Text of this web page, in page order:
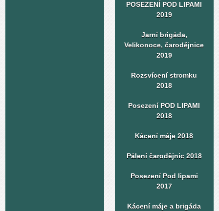
POSEZENÍ POD LIPAMI
2019
Jarní brigáda,
Velikonoce, čarodějnice
2019
Rozsvícení stromku
2018
Posezení POD LIPAMI
2018
Kácení máje 2018
Pálení čarodějnic 2018
Posezení Pod lipami
2017
Kácení máje a brigáda